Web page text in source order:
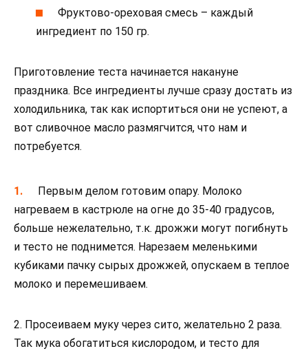
Фруктово-ореховая смесь – каждый
ингредиент по 150 гр.
Приготовление теста начинается накануне
праздника. Все ингредиенты лучше сразу достать из
холодильника, так как испортиться они не успеют, а
вот сливочное масло размягчится, что нам и
потребуется.
Первым делом готовим опару. Молоко
нагреваем в кастрюле на огне до 35-40 градусов,
больше нежелательно, т.к. дрожжи могут погибнуть
и тесто не поднимется. Нарезаем меленькими
кубиками пачку сырых дрожжей, опускаем в теплое
молоко и перемешиваем.
2. Просеиваем муку через сито, желательно 2 раза.
Так мука обогатиться кислородом, и тесто для